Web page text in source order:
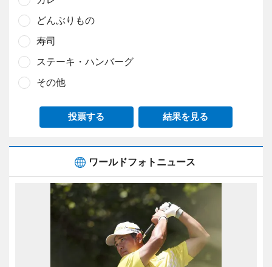
どんぶりもの
寿司
ステーキ・ハンバーグ
その他
投票する 結果を見る
ワールドフォトニュース